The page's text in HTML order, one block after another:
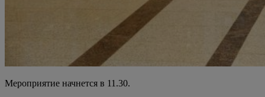
Мероприятие начнется в 11.30.